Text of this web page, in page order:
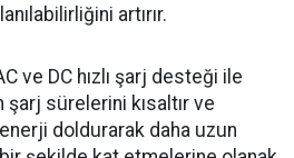
artırır.
ve DC hızlı şarj desteği ile
şarj sürelerini kısaltır ve
doldurarak daha uzun